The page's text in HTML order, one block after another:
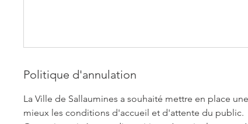
Politique d'annulation
La Ville de Sallaumines a souhaité mettre en place
mieux les conditions d'accueil et d'attente du public.